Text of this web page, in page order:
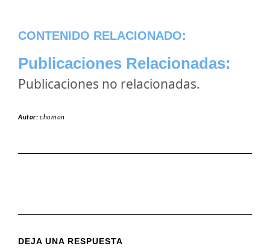
CONTENIDO RELACIONADO:
Publicaciones Relacionadas:
Publicaciones no relacionadas.
Autor:chomon
DEJA UNA RESPUESTA